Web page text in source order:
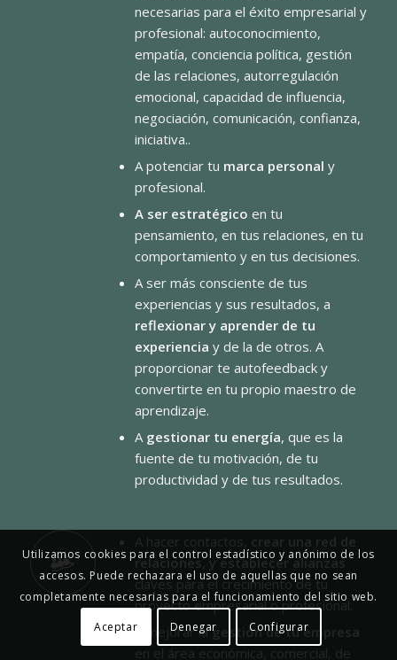
necesarias para el éxito empresarial y
profesional: autoconocimiento,
empatía, conciencia política, gestión
de las relaciones, autorregulación
emocional, capacidad de influencia,
negociación, comunicación, confianza,
iniciativa..
A potenciar tu marca personal y
profesional.
A ser estratégico en tu
pensamiento, en tus relaciones, en tu
comportamiento y en tus decisiones.
A ser más consciente de tus
experiencias y sus resultados, a
reflexionar y aprender de tu
experiencia y de la de otros. A
proporcionar te autofeedback y
convertirte en tu propio maestro de
aprendizaje.
A gestionar tu energía, que es la
fuente de tu motivación, de tu
productividad y de tus resultados.
A hacer contactos, crear una red de
relaciones, y establecer alianzas
claves para el crecimiento de tu
proyecto empresarial o profesional.
A mejorar lagestión de tu empresa
en el área económica, comercial, de
Utilizamos cookies para el control estadístico y anónimo de los
accesos. Puede rechazara el uso de aquellas que no sean
completamente necesarias para el funcionamiento del sitio web.
Aceptar
Denegar Configurar